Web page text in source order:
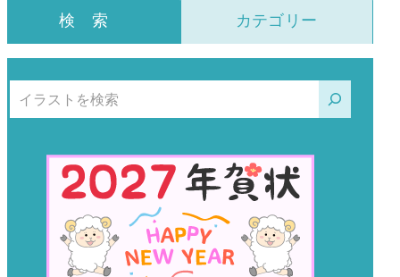
検 索 カテゴリー
検索